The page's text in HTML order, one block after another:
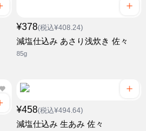
¥378(税込¥408.24)
減塩仕込み あさり浅炊き 佐々
85g
¥458(税込¥494.64)
減塩仕込み 生あみ 佐々